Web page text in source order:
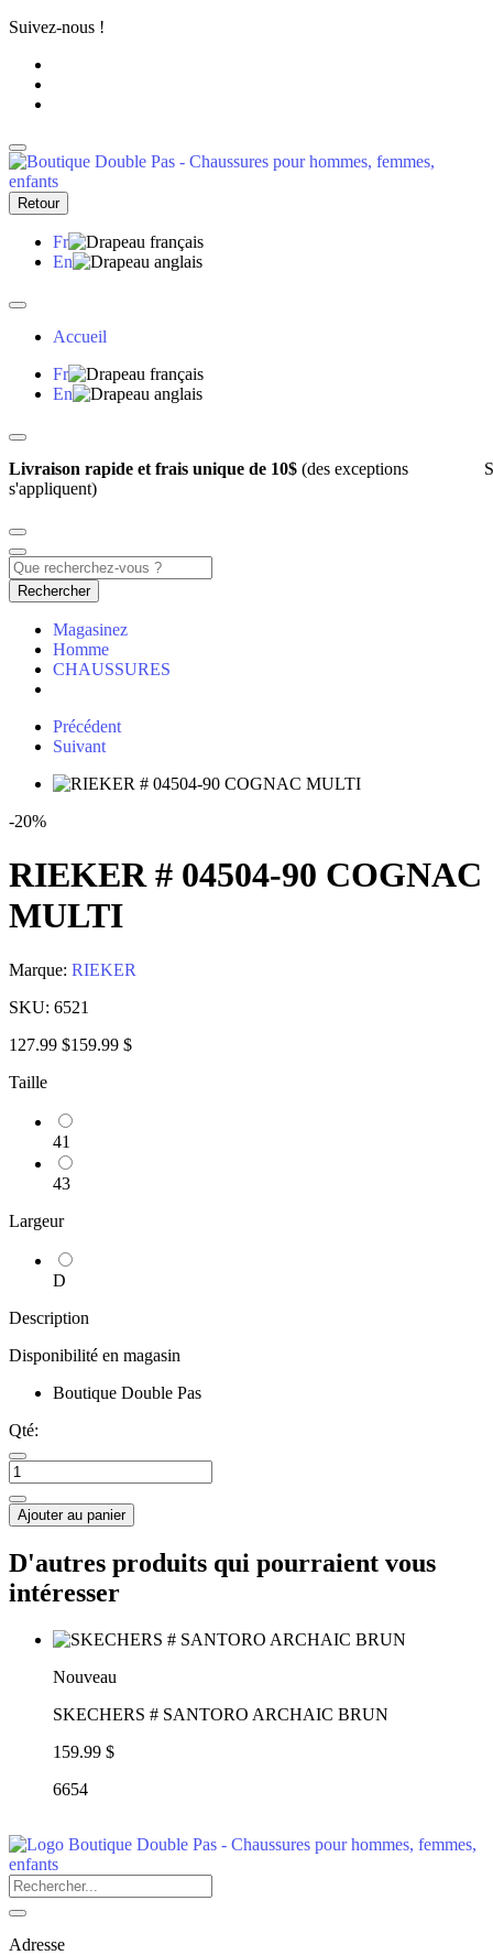
Suivez-nous !
Retour
Fr
En
Accueil
Fr
En
Livraison rapide et frais unique de 10$ (des exceptions
s'appliquent)
Rechercher
Magasinez
Homme
CHAUSSURES
Précédent
Suivant
-20%
RIEKER # 04504-90 COGNAC
MULTI
Marque: RIEKER
SKU: 6521
127.99 $159.99 $
Taille
41
43
Largeur
D
Description
Disponibilité en magasin
Boutique Double Pas
Qté:
Ajouter au panier
D'autres produits qui pourraient vous
intéresser
Nouveau
SKECHERS # SANTORO ARCHAIC BRUN
159.99 $
6654
Adresse